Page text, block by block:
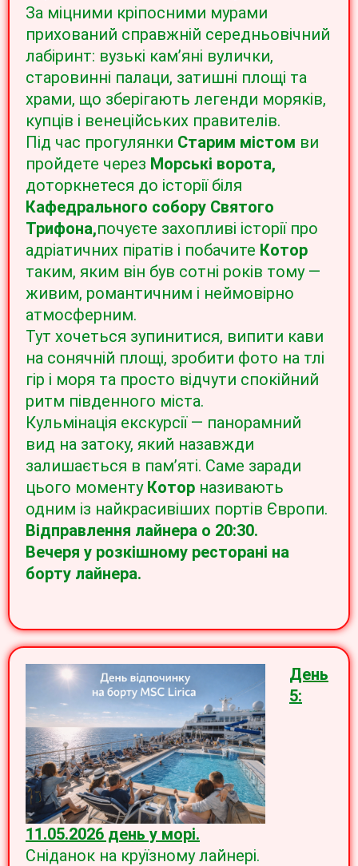
За міцними кріпосними мурами
прихований справжній середньовічний
лабіринт: вузькі кам’яні вулички,
старовинні палаци, затишні площі та
храми, що зберігають легенди моряків,
купців і венеційських правителів.
Під час прогулянки Старим містом ви
пройдете через Морські ворота,
доторкнетеся до історіїбіля
Кафедрального собору Святого
Трифона,почуєте захопливі історії про
адріатичних піратів і побачите Котор
таким, яким він був сотні років тому —
живим, романтичним і неймовірно
атмосферним.
Тут хочеться зупинитися, випити кави
на сонячній площі, зробити фото на тлі
гір і моря та просто відчути спокійний
ритм південного міста.
Кульмінація екскурсії — панорамний
вид на затоку, який назавжди
залишається в пам’яті. Саме заради
цього моменту Котор називають
одним із найкрасивіших портів Європи.
Відправлення лайнера о 20:30.
Вечеря у розкішному ресторані на
борту лайнера.
День
5:
11.05.2026 день у морі.
Сніданок на круїзному лайнері.